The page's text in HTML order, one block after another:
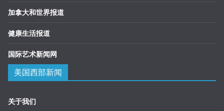
加拿大和世界报道
健康生活报道
国际艺术新闻网
美国西部新闻
关于我们